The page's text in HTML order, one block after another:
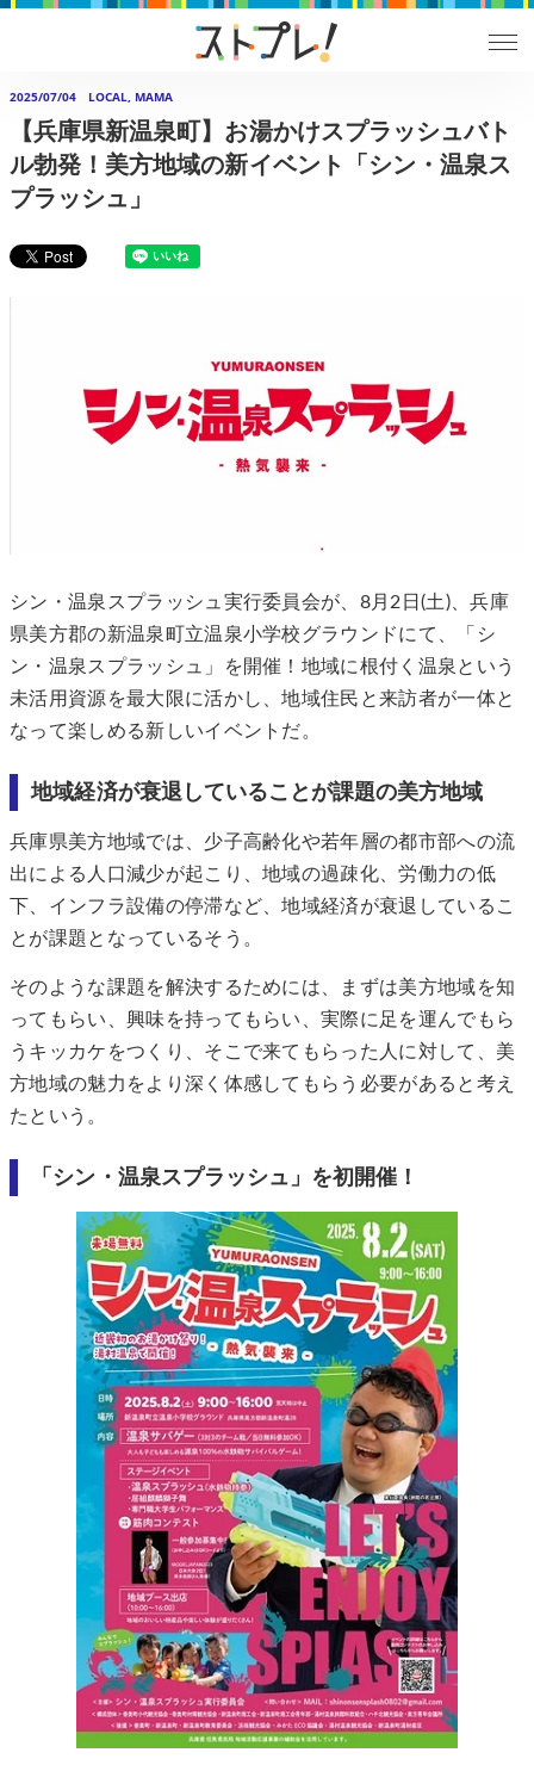
2025/07/04 LOCAL, MAMA
【兵庫県新温泉町】お湯かけスプラッシュバト
ル勃発！美方地域の新イベント「シン・温泉ス
プラッシュ」
シン・温泉スプラッシュ実行委員会が、8月2日(土)、兵庫
県美方郡の新温泉町立温泉小学校グラウンドにて、「シ
ン・温泉スプラッシュ」を開催！地域に根付く温泉という
未活用資源を最大限に活かし、地域住民と来訪者が一体と
なって楽しめる新しいイベントだ。
地域経済が衰退していることが課題の美方地域
兵庫県美方地域では、少子高齢化や若年層の都市部への流
出による人口減少が起こり、地域の過疎化、労働力の低
下、インフラ設備の停滞など、地域経済が衰退しているこ
とが課題となっているそう。
そのような課題を解決するためには、まずは美方地域を知
ってもらい、興味を持ってもらい、実際に足を運んでもら
うキッカケをつくり、そこで来てもらった人に対して、美
方地域の魅力をより深く体感してもらう必要があると考え
たという。
「シン・温泉スプラッシュ」を初開催！